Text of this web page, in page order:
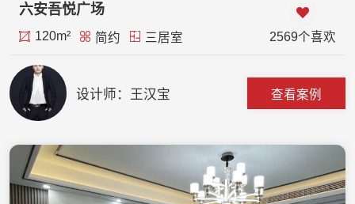
六安吾悦广场
120m² 简约 三居室 2569个喜欢
设计师：王汉宝 查看案例